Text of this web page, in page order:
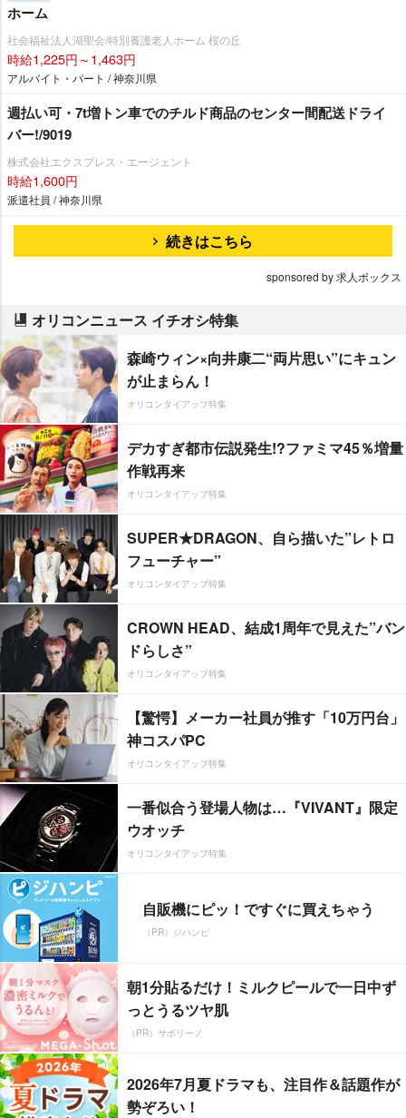
ホーム
社会福祉法人湖聖会/特別養護老人ホーム 桜の丘
時給1,225円～1,463円
アルバイト・パート / 神奈川県
週払い可・7t増トン車でのチルド商品のセンター間配送ドライ
バー!/9019
株式会社エクスプレス・エージェント
時給1,600円
派遣社員 / 神奈川県
続きはこちら
sponsored by 求人ボックス
オリコンニュース イチオシ特集
森崎ウィン×向井康二“両片思い”にキュン
が止まらん！
オリコンタイアップ特集
デカすぎ都市伝説発生!?ファミマ45％増量
作戦再来
オリコンタイアップ特集
SUPER★DRAGON、自ら描いた”レトロ
フューチャー”
オリコンタイアップ特集
CROWN HEAD、結成1周年で見えた”バン
ドらしさ”
オリコンタイアップ特集
【驚愕】メーカー社員が推す「10万円台」
神コスパPC
オリコンタイアップ特集
一番似合う登場人物は…『VIVANT』限定
ウオッチ
オリコンタイアップ特集
自販機にピッ！ですぐに買えちゃう
（PR）ジハンピ
朝1分貼るだけ！ミルクピールで一日中ず
っとうるツヤ肌
（PR）サボリーノ
2026年7月夏ドラマも、注目作＆話題作が
勢ぞろい！